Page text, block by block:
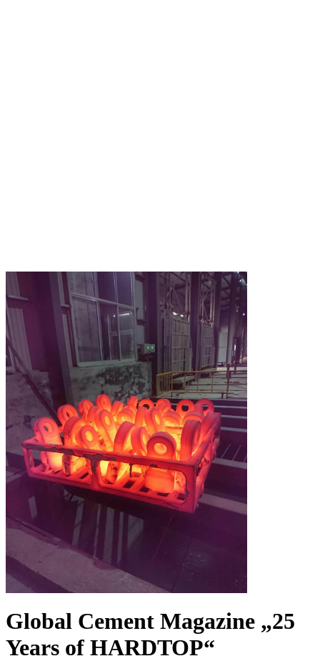
Global Cement Magazine „25
Years of HARDTOP“